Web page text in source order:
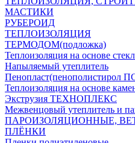
МАСТИКИ
РУБЕРОИД
ТЕПЛОИЗОЛЯЦИЯ
ТЕРМОДОМ(подложка)
Теплоизоляция на основе
Напыляемый утеплитель
Пенопласт(пенополистирол
Теплоизоляция на основе
Экструзия ТЕХНОПЛЕКС
Межвенцовый утеплитель и
ПАРОИЗОЛЯЦИОННЫЕ,
ПЛЁНКИ